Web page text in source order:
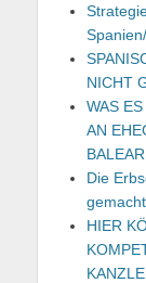
NICHT
WAS
AN
Die
HIER